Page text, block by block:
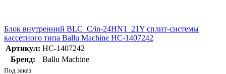
Блок внутренний BLC_C/in-24HN1_21Y сплит-системы
кассетного типа Ballu Machine НС-1407242
Артикул: НС-1407242
Бренд:
Ballu Machine
Под заказ